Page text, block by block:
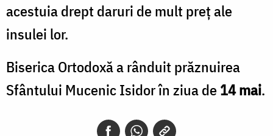
acestuia drept daruri de mult preț ale
insulei lor.
Biserica Ortodoxă a rânduit prăznuirea
Sfântului Mucenic Isidor în ziua de14 mai.